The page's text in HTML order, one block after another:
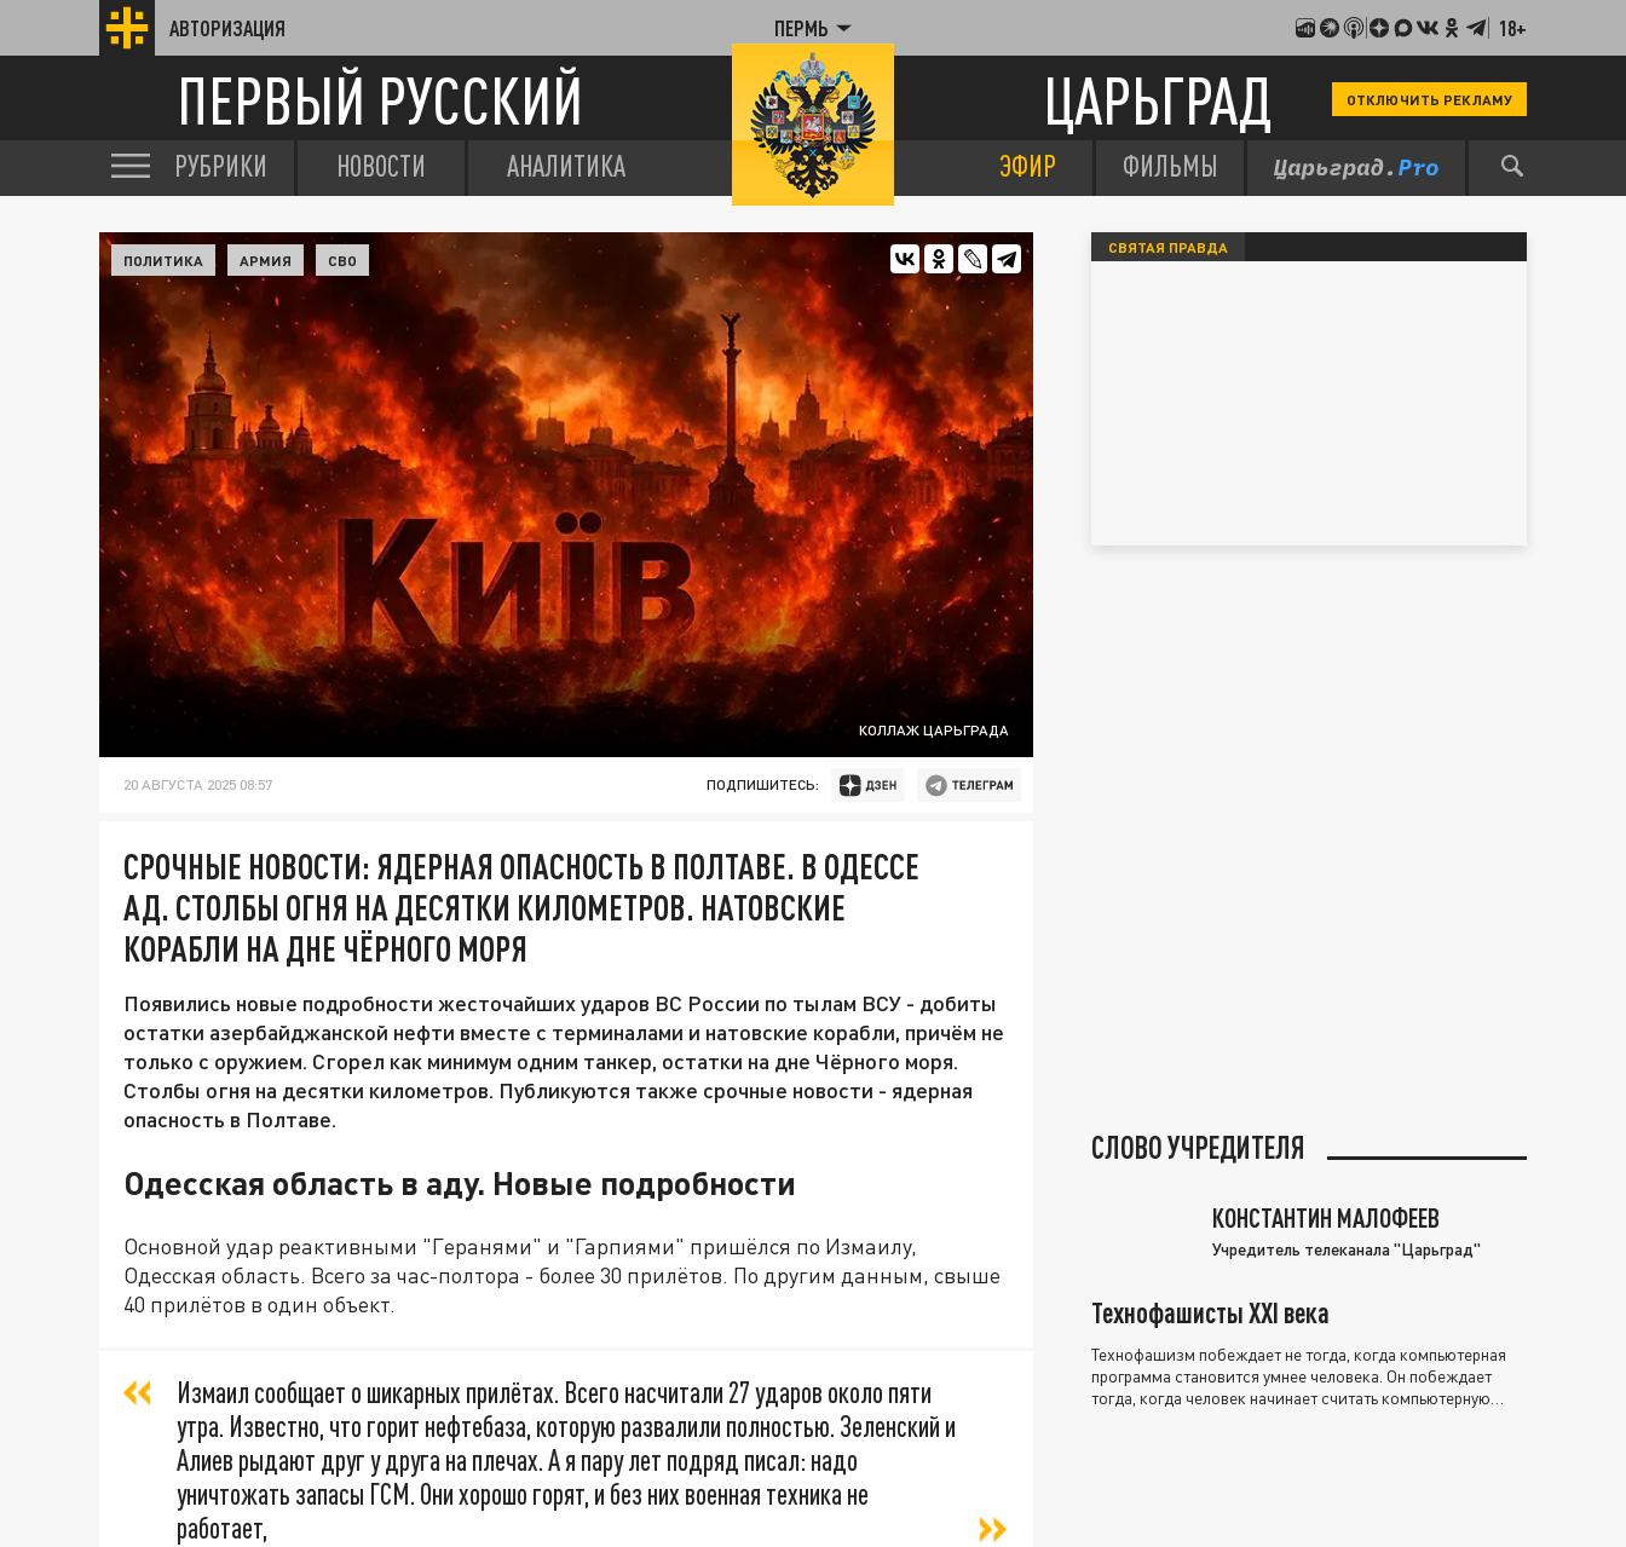
АВТОРИЗАЦИЯ ПЕРМЬ 18+
ПЕРВЫЙ РУССКИЙ ЦАРЬГРАД ОТКЛЮЧИТЬ РЕКЛАМУ
РУБРИКИ НОВОСТИ АНАЛИТИКА ЭФИР ФИЛЬМЫ
КОЛЛАЖ ЦАРЬГРАДА
ПОЛИТИКА АРМИЯ СВО
20 АВГУСТА 2025 08:57 ПОДПИШИТЕСЬ:
СРОЧНЫЕ НОВОСТИ: ЯДЕРНАЯ ОПАСНОСТЬ В ПОЛТАВЕ. В ОДЕССЕ
АД. СТОЛБЫ ОГНЯ НА ДЕСЯТКИ КИЛОМЕТРОВ. НАТОВСКИЕ
КОРАБЛИ НА ДНЕ ЧЁРНОГО МОРЯ
Появились новые подробности жесточайших ударов ВС России по тылам ВСУ - добиты
остатки азербайджанской нефти вместе с терминалами и натовские корабли, причём не
только с оружием. Сгорел как минимум одним танкер, остатки на дне Чёрного моря.
Столбы огня на десятки километров. Публикуются также срочные новости - ядерная
опасность в Полтаве.
Одесская область в аду. Новые подробности
Основной удар реактивными "Геранями" и "Гарпиями" пришёлся по Измаилу,
Одесская область. Всего за час-полтора - более 30 прилётов. По другим данным, свыше
40 прилётов в один объект.
Измаил сообщает о шикарных прилётах. Всего насчитали 27 ударов около пяти
утра. Известно, что горит нефтебаза, которую развалили полностью. Зеленский и
Алиев рыдают друг у друга на плечах. А я пару лет подряд писал: надо
уничтожать запасы ГСМ. Они хорошо горят, и без них военная техника не
работает,
СВЯТАЯ ПРАВДА
СЛОВО УЧРЕДИТЕЛЯ
КОНСТАНТИН МАЛОФЕЕВ
Учредитель телеканала "Царьград"
Технофашисты XXI века
Технофашизм побеждает не тогда, когда компьютерная
программа становится умнее человека. Он побеждает
тогда, когда человек начинает считать компьютерную